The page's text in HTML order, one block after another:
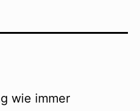
wie immer